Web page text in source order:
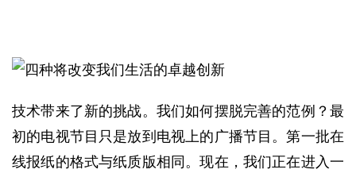
技术带来了新的挑战。我们如何摆脱完善的范例？最
初的电视节目只是放到电视上的广播节目。第一批在
线报纸的格式与纸质版相同。现在，我们正在进入一